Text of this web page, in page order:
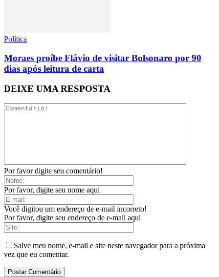
Política
Moraes proíbe Flávio de visitar Bolsonaro por 90
dias após leitura de carta
DEIXE UMA RESPOSTA
Por favor digite seu comentário!
Por favor, digite seu nome aqui
Você digitou um endereço de e-mail incorreto!
Por favor, digite seu endereço de e-mail aqui
Salve meu nome, e-mail e site neste navegador para a próxima
vez que eu comentar.